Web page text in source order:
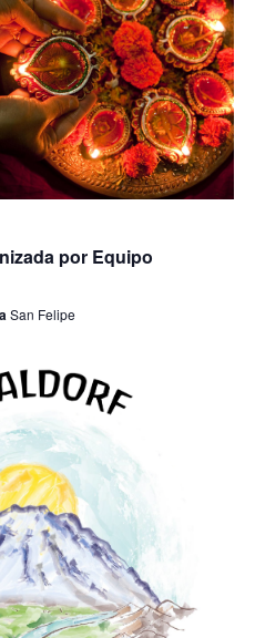
por Equipo
San Felipe